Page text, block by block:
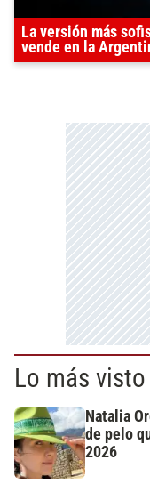
La versión más
vende en la
Lo más visto
Natalia
de pelo
2026